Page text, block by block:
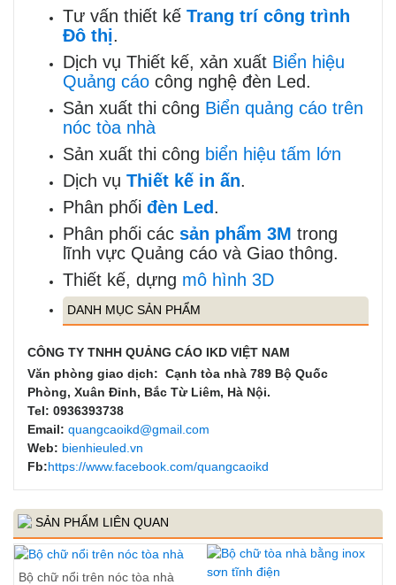
Tư vấn thiết kế Trang trí công trình
Đô thị.
Dịch vụ Thiết kế, xản xuất Biển hiệu
Quảng cáo công nghệ đèn Led.
Sản xuất thi công Biển quảng cáo trên
nóc tòa nhà
Sản xuất thi công biển hiệu tấm lớn
Dịch vụ Thiết kế in ấn.
Phân phối đèn Led.
Phân phối các sản phẩm 3M trong
lĩnh vực Quảng cáo và Giao thông.
Thiết kế, dựng mô hình 3D
DANH MỤC SẢN PHẨM
CÔNG TY TNHH QUẢNG CÁO IKD VIỆT NAM
Văn phòng giao dịch: Cạnh tòa nhà 789 Bộ Quốc
Phòng, Xuân Đỉnh, Bắc Từ Liêm, Hà Nội.
Tel: 0936393738
Email: quangcaoikd@gmail.com
Web: bienhieuled.vn
Fb:https://www.facebook.com/quangcaoikd
SẢN PHẨM LIÊN QUAN
Bộ chữ nổi trên nóc tòa nhà